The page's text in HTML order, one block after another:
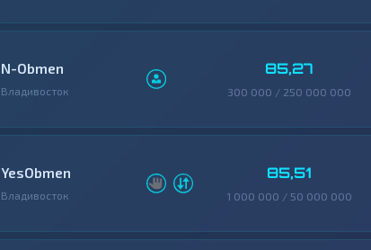
N-Obmen
Владивосток
85,27
300 000 / 250 000 000
YesObmen
Владивосток
85,51
1 000 000 / 50 000 000